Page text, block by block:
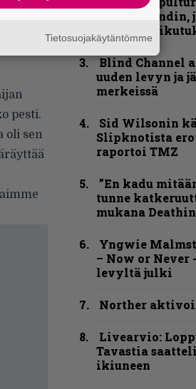
pesti.
oli sen
nimeää
tehneet
Blind Channel
uuden levyn ja
merkeissä
Sid Wilsonin
Slipknotista
raportoi TMZ
”En kadu
tunne
mukana
Yngwie
– Now or
levyltä julki
Norther
Livearvio:
Tavastia
ikiuneen
Tietosuojakäytäntömme